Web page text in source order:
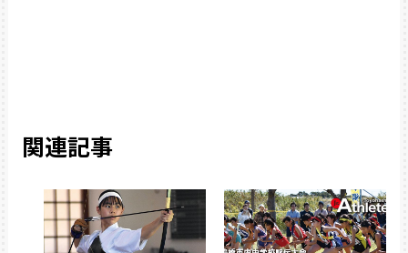
関連記事